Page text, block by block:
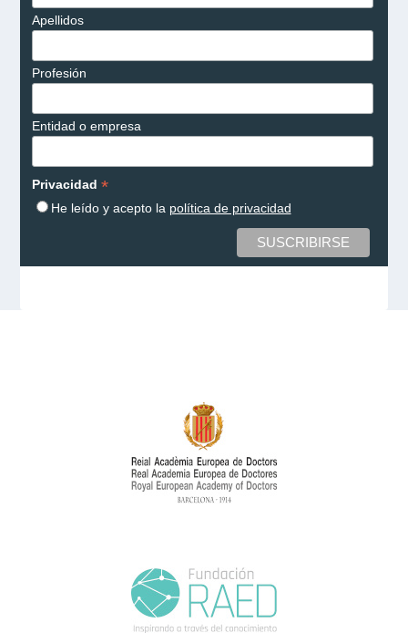
Apellidos
Profesión
Entidad o empresa
Privacidad *
He leído y acepto la política de privacidad